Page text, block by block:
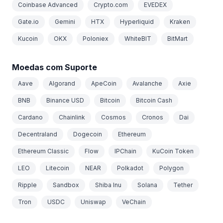
Coinbase Advanced Crypto.com EVEDEX
Gate.io Gemini HTX Hyperliquid Kraken
Kucoin OKX Poloniex WhiteBIT BitMart
Moedas com Suporte
Aave Algorand ApeCoin Avalanche Axie
BNB Binance USD Bitcoin Bitcoin Cash
Cardano Chainlink Cosmos Cronos Dai
Decentraland Dogecoin Ethereum
Ethereum Classic Flow IPChain KuCoin Token
LEO Litecoin NEAR Polkadot Polygon
Ripple Sandbox Shiba Inu Solana Tether
Tron USDC Uniswap VeChain